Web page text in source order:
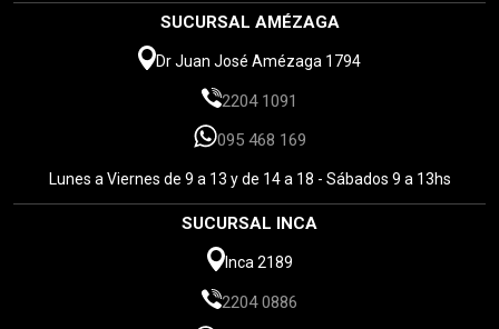
SUCURSAL AMÉZAGA
Dr Juan José Amézaga 1794
2204 1091
095 468 169
Lunes a Viernes de 9 a 13 y de 14 a 18 - Sábados 9 a 13hs
SUCURSAL INCA
Inca 2189
2204 0886